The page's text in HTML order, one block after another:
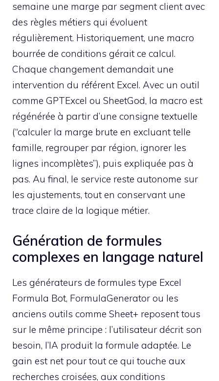
semaine une marge par segment client avec
des règles métiers qui évoluent
régulièrement. Historiquement, une macro
bourrée de conditions gérait ce calcul.
Chaque changement demandait une
intervention du référent Excel. Avec un outil
comme GPTExcel ou SheetGod, la macro est
régénérée à partir d’une consigne textuelle
(“calculer la marge brute en excluant telle
famille, regrouper par région, ignorer les
lignes incomplètes”), puis expliquée pas à
pas. Au final, le service reste autonome sur
les ajustements, tout en conservant une
trace claire de la logique métier.
Génération de formules
complexes en langage naturel
Les générateurs de formules type Excel
Formula Bot, FormulaGenerator ou les
anciens outils comme Sheet+ reposent tous
sur le même principe : l’utilisateur décrit son
besoin, l’IA produit la formule adaptée. Le
gain est net pour tout ce qui touche aux
recherches croisées, aux conditions